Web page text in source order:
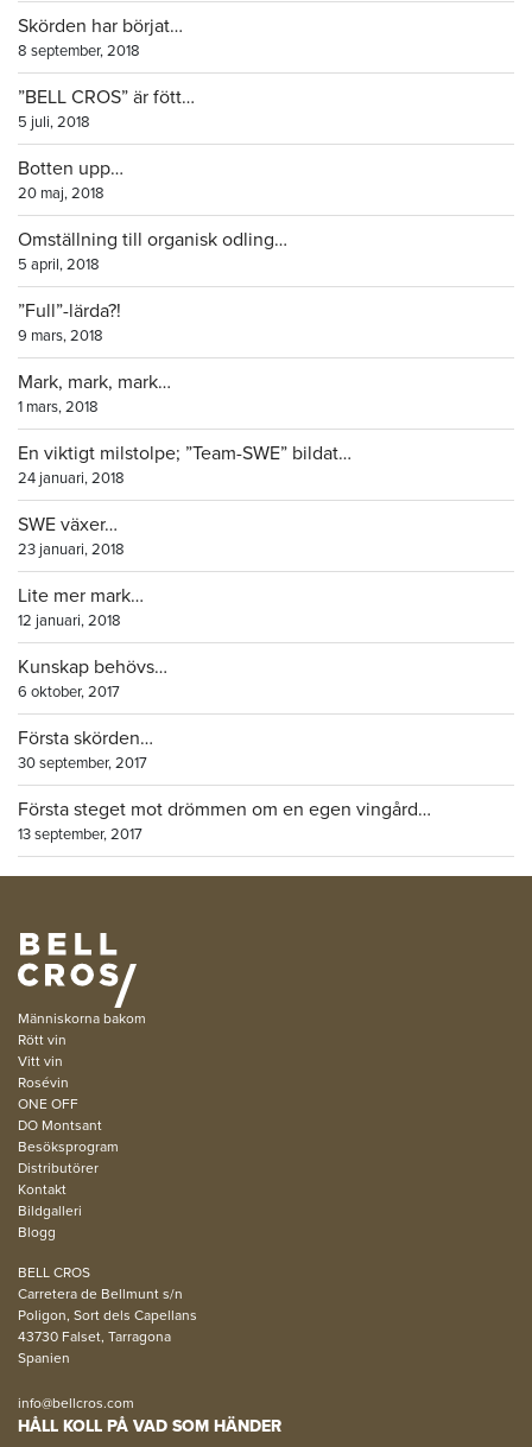
Skörden har börjat…
8 september, 2018
”BELL CROS” är fött…
5 juli, 2018
Botten upp…
20 maj, 2018
Omställning till organisk odling…
5 april, 2018
”Full”-lärda?!
9 mars, 2018
Mark, mark, mark…
1 mars, 2018
En viktigt milstolpe; ”Team-SWE” bildat…
24 januari, 2018
SWE växer…
23 januari, 2018
Lite mer mark…
12 januari, 2018
Kunskap behövs…
6 oktober, 2017
Första skörden…
30 september, 2017
Första steget mot drömmen om en egen vingård…
13 september, 2017
Människorna bakom
Rött vin
Vitt vin
Rosévin
ONE OFF
DO Montsant
Besöksprogram
Distributörer
Kontakt
Bildgalleri
Blogg
BELL CROS
Carretera de Bellmunt s/n
Poligon, Sort dels Capellans
43730 Falset, Tarragona
Spanien
info@bellcros.com
HÅLL KOLL PÅ VAD SOM HÄNDER